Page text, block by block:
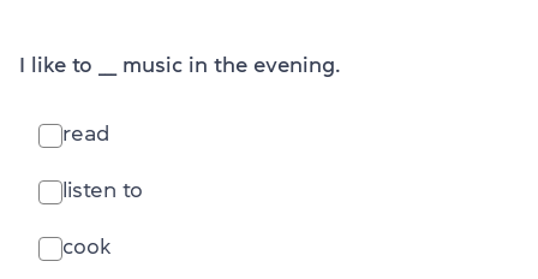
I like to ___ music in the evening.
read
listen to
cook